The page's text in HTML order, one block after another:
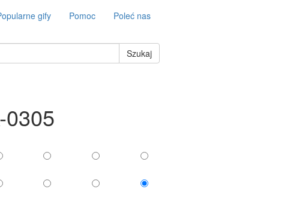
gify Pomoc Poleć nas
Szukaj